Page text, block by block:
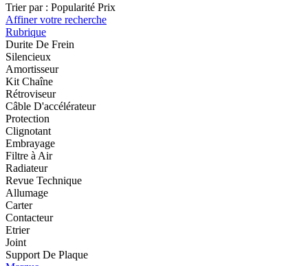
Trier par : Popularité Prix
Affiner votre recherche
Rubrique
Durite De Frein
Silencieux
Amortisseur
Kit Chaîne
Rétroviseur
Câble D'accélérateur
Protection
Clignotant
Embrayage
Filtre à Air
Radiateur
Revue Technique
Allumage
Carter
Contacteur
Etrier
Joint
Support De Plaque